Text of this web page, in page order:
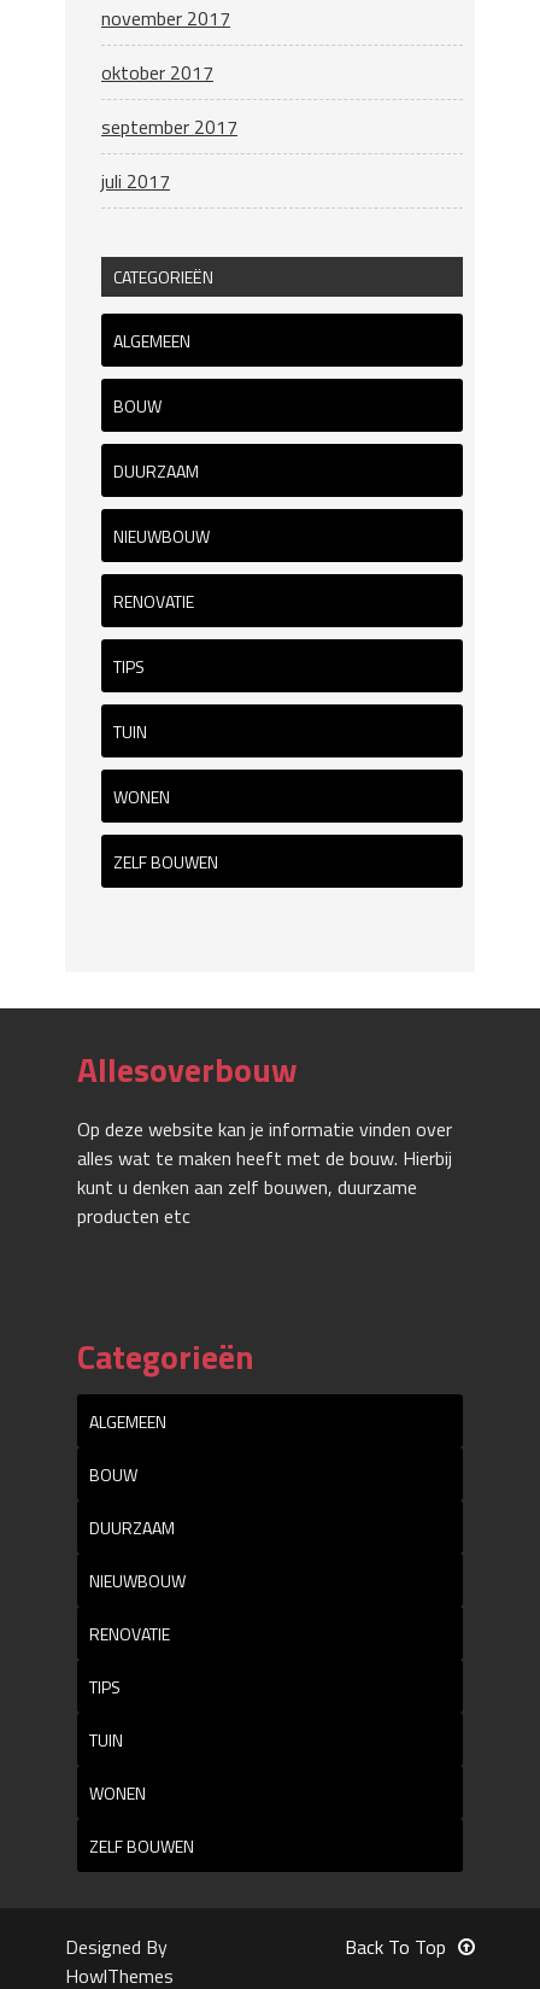
november 2017
oktober 2017
september 2017
juli 2017
CATEGORIEËN
ALGEMEEN
BOUW
DUURZAAM
NIEUWBOUW
RENOVATIE
TIPS
TUIN
WONEN
ZELF BOUWEN
Allesoverbouw
Op deze website kan je informatie vinden over
alles wat te maken heeft met de bouw. Hierbij
kunt u denken aan zelf bouwen, duurzame
producten etc
Categorieën
ALGEMEEN
BOUW
DUURZAAM
NIEUWBOUW
RENOVATIE
TIPS
TUIN
WONEN
ZELF BOUWEN
Designed By
HowlThemes
Back To Top